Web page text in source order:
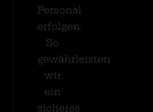
Personal
erfolgen.
So
gewährleisten
wir
ein
sicheres